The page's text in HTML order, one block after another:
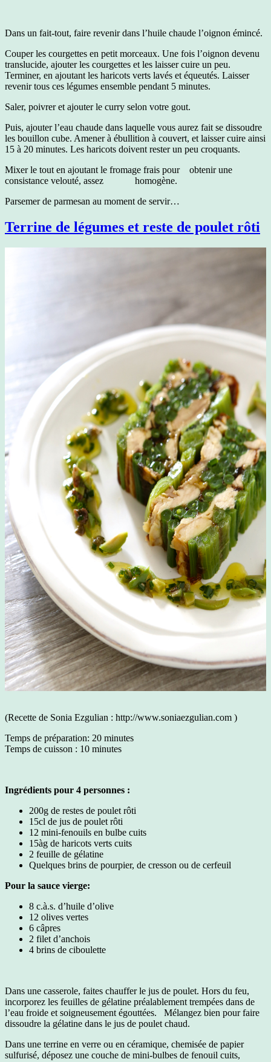
Dans un fait-tout, faire revenir dans l’huile chaude l’oignon émincé.
Couper les courgettes en petit morceaux. Une fois l’oignon devenu
translucide, ajouter les courgettes et les laisser cuire un peu.
Terminer, en ajoutant les haricots verts lavés et équeutés. Laisser
revenir tous ces légumes ensemble pendant 5 minutes.
Saler, poivrer et ajouter le curry selon votre gout.
Puis, ajouter l’eau chaude dans laquelle vous aurez fait se dissoudre
les bouillon cube. Amener à ébullition à couvert, et laisser cuire ainsi
15 à 20 minutes. Les haricots doivent rester un peu croquants.
Mixer le tout en ajoutant le fromage frais pour obtenir une
consistance velouté, assez homogène.
Parsemer de parmesan au moment de servir…
Terrine de légumes et reste de poulet rôti
(Recette de Sonia Ezgulian : http://www.soniaezgulian.com )
Temps de préparation: 20 minutes
Temps de cuisson : 10 minutes
Ingrédients pour 4 personnes :
200g de restes de poulet rôti
15cl de jus de poulet rôti
12 mini-fenouils en bulbe cuits
15àg de haricots verts cuits
2 feuille de gélatine
Quelques brins de pourpier, de cresson ou de cerfeuil
Pour la sauce vierge:
8 c.à.s. d’huile d’olive
12 olives vertes
6 câpres
2 filet d’anchois
4 brins de ciboulette
Dans une casserole, faites chauffer le jus de poulet. Hors du feu,
incorporez les feuilles de gélatine préalablement trempées dans de
l’eau froide et soigneusement égouttées. Mélangez bien pour faire
dissoudre la gélatine dans le jus de poulet chaud.
Dans une terrine en verre ou en céramique, chemisée de papier
sulfurisé, déposez une couche de mini-bulbes de fenouil cuits,